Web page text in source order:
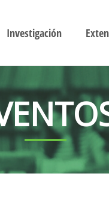
Investigación